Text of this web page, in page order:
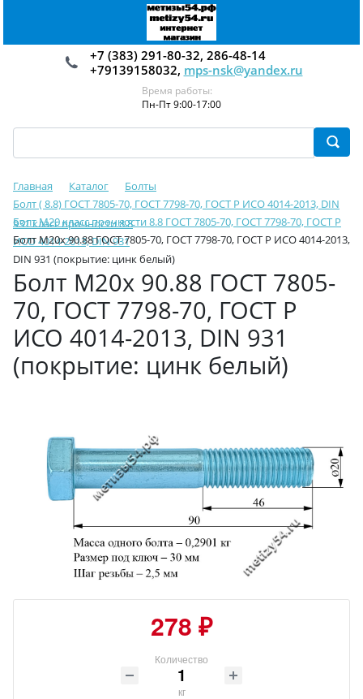
+7 (383) 291-80-32, 286-48-14
+79139158032, mps-nsk@yandex.ru
Время работы:
Пн-Пт 9:00-17:00
Главная Каталог
Болты
Болт ( 8.8) ГОСТ 7805-70, ГОСТ 7798-70, ГОСТ Р ИСО 4014-2013, DIN
931 класс прочности 8.8
Болт М20 класс прочности 8.8 ГОСТ 7805-70, ГОСТ 7798-70, ГОСТ Р
ИСО 4014-2013, DIN 931
Болт М20х 90.88 ГОСТ 7805-70, ГОСТ 7798-70, ГОСТ Р ИСО 4014-2013,
DIN 931 (покрытие: цинк белый)
Болт М20х 90.88 ГОСТ 7805-
70, ГОСТ 7798-70, ГОСТ Р
ИСО 4014-2013, DIN 931
(покрытие: цинк белый)
278 ₽
Количество
кг